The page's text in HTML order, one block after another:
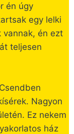
én úgy
egy lelki
vannak, én ezt
teljesen
Nagyon
Ez nekem
ház